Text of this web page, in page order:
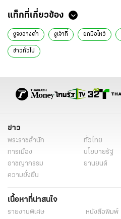
แท็กที่เกี่ยวข้อง
งูจงอางดำ งูเจ้าที่ ยกมือไหว้
ข่าวทั่วไป
ข่าว
พระราชสำนัก ทั่วไทย
การเมือง
นโยบายรัฐ
อาชญากรรม
ยานยนต์
ความยั่งยืน
เนื้อหาที่น่าสนใจ
รายงานพิเศษ หนังสือพิมพ์